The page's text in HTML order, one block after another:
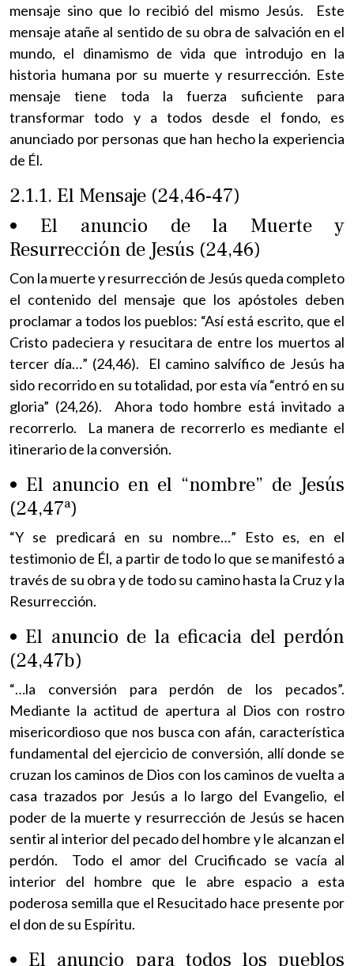
mensaje sino que lo recibió del mismo Jesús. Este
mensaje atañe al sentido de su obra de salvación en el
mundo, el dinamismo de vida que introdujo en la
historia humana por su muerte y resurrección. Este
mensaje tiene toda la fuerza suficiente para
transformar todo y a todos desde el fondo, es
anunciado por personas que han hecho la experiencia
de Él.
2.1.1. El Mensaje (24,46-47)
• El anuncio de la Muerte y
Resurrección de Jesús (24,46)
Con la muerte y resurrección de Jesús queda completo
el contenido del mensaje que los apóstoles deben
proclamar a todos los pueblos: “Así está escrito, que el
Cristo padeciera y resucitara de entre los muertos al
tercer día…” (24,46). El camino salvífico de Jesús ha
sido recorrido en su totalidad, por esta vía “entró en su
gloria” (24,26). Ahora todo hombre está invitado a
recorrerlo. La manera de recorrerlo es mediante el
itinerario de la conversión.
• El anuncio en el “nombre” de Jesús
(24,47ª)
“Y se predicará en su nombre…” Esto es, en el
testimonio de Él, a partir de todo lo que se manifestó a
través de su obra y de todo su camino hasta la Cruz y la
Resurrección.
• El anuncio de la eficacia del perdón
(24,47b)
“…la conversión para perdón de los pecados”.
Mediante la actitud de apertura al Dios con rostro
misericordioso que nos busca con afán, característica
fundamental del ejercicio de conversión, allí donde se
cruzan los caminos de Dios con los caminos de vuelta a
casa trazados por Jesús a lo largo del Evangelio, el
poder de la muerte y resurrección de Jesús se hacen
sentir al interior del pecado del hombre y le alcanzan el
perdón. Todo el amor del Crucificado se vacía al
interior del hombre que le abre espacio a esta
poderosa semilla que el Resucitado hace presente por
el don de su Espíritu.
• El anuncio para todos los pueblos